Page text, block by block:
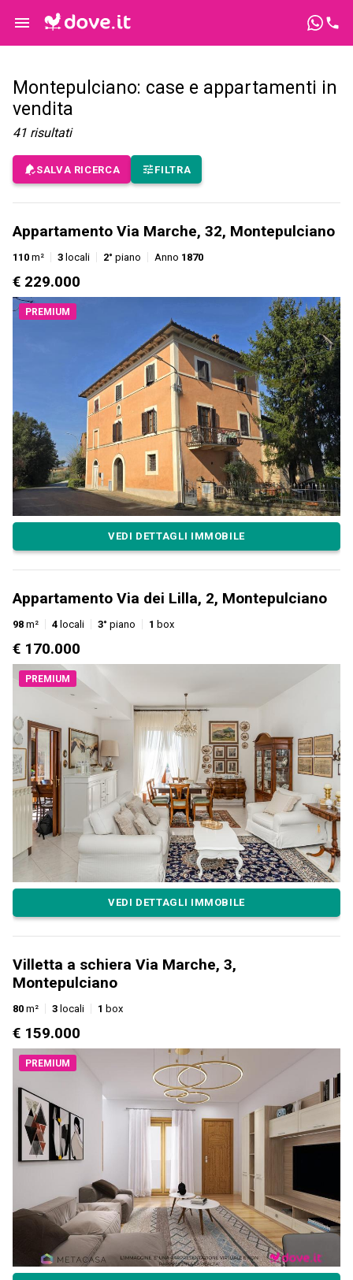
Montepulciano: case e appartamenti in
vendita
41 risultati
SALVA RICERCA FILTRA
Appartamento Via Marche, 32, Montepulciano
110 m² 3 locali 2° piano Anno 1870
€ 229.000
PREMIUM
VEDI DETTAGLI IMMOBILE
Appartamento Via dei Lilla, 2, Montepulciano
98 m² 4 locali 3° piano 1 box
€ 170.000
PREMIUM
VEDI DETTAGLI IMMOBILE
Villetta a schiera Via Marche, 3,
Montepulciano
80 m² 3 locali 1 box
€ 159.000
PREMIUM